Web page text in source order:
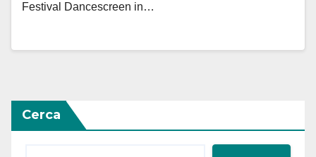
Festival Dancescreen in…
Cerca